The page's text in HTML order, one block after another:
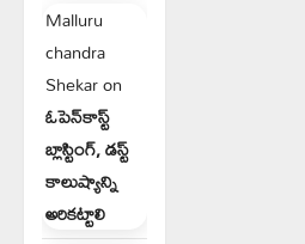
Malluru
chandra
Shekaron
ఓపెన్‌కాస్ట్
బ్లాస్టింగ్, డస్ట్
కాలుష్యాన్ని
అరికట్టాలి